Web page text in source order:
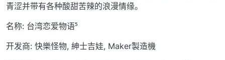
青涩并带有各种酸甜苦辣的浪漫情缘。
名称: 台湾恋爱物语⁵
开发商: 快樂怪物, 紳士吉娃, Maker製造機